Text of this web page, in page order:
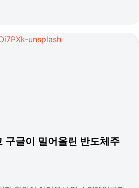
구글이 밀어올린 반도체주